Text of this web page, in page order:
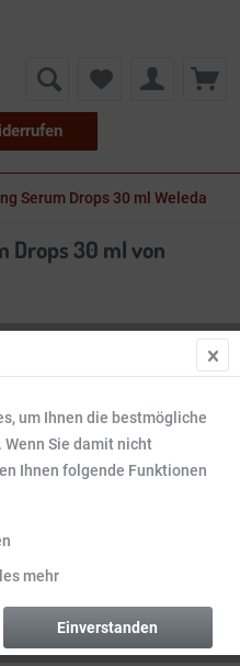
Serum Drops 30 ml Weleda
Drops 30 ml von
um Ihnen die bestmögliche
Sie damit nicht
Ihnen folgende Funktionen
mehr
Einverstanden